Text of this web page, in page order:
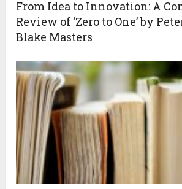
From Idea to Innovation: A
Review of ‘Zero to One’ by
Blake Masters